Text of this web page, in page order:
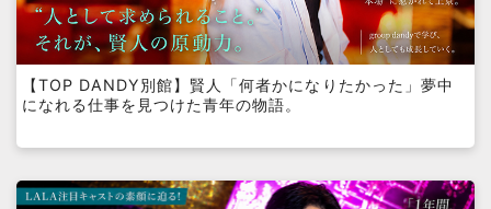
【TOP DANDY別館】賢人「何者かになりたかった」夢中
になれる仕事を見つけた青年の物語。